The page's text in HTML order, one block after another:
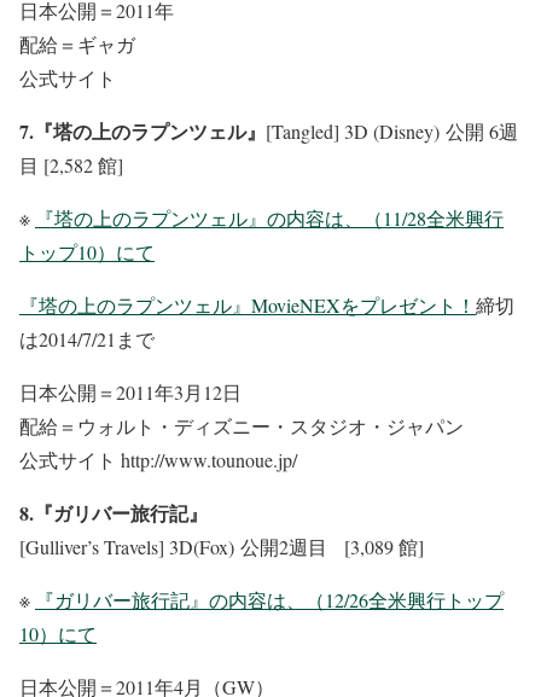
日本公開＝2011年
配給＝ギャガ
公式サイト
7.『塔の上のラプンツェル』 [Tangled] 3D (Disney) 公開 6週
目 [2,582 館]
※
『塔の上のラプンツェル』の内容は、（11/28全米興行
トップ10）にて
『塔の上のラプンツェル』MovieNEXをプレゼント！ 締切
は2014/7/21まで
日本公開＝2011年3月12日
配給＝ウォルト・ディズニー・スタジオ・ジャパン
公式サイト http://www.tounoue.jp/
8.『ガリバー旅行記』
[Gulliver’s Travels] 3D(Fox) 公開2週目 [3,089 館]
※
『ガリバー旅行記』の内容は、（12/26全米興行トップ
10）にて
日本公開＝2011年4月（GW）